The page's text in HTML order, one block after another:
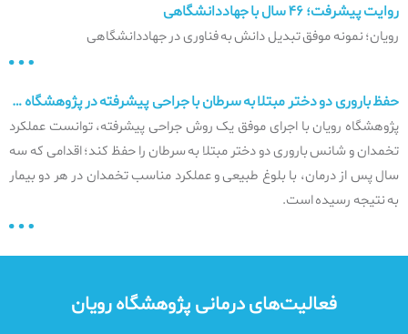
روایت پیشرفت؛ ۴۶ سال با جهاددانشگاهی
رویان؛ نمونه موفق تبدیل دانش به فناوری در جهاددانشگاهی
حفظ باروری دو دختر مبتلا به سرطان با جراحی پیشرفته در پژوهشگاه رویان
پژوهشگاه رویان با اجرای موفق یک روش جراحی پیشرفته، توانست عملکرد
تخمدان و شانس باروری دو دختر مبتلا به سرطان را حفظ کند؛ اقدامی که سه
سال پس از درمان، با بلوغ طبیعی و عملکرد مناسب تخمدان در هر دو بیمار
به نتیجه رسیده است.
فعالیت‌های درمانی پژوهشگاه رویان